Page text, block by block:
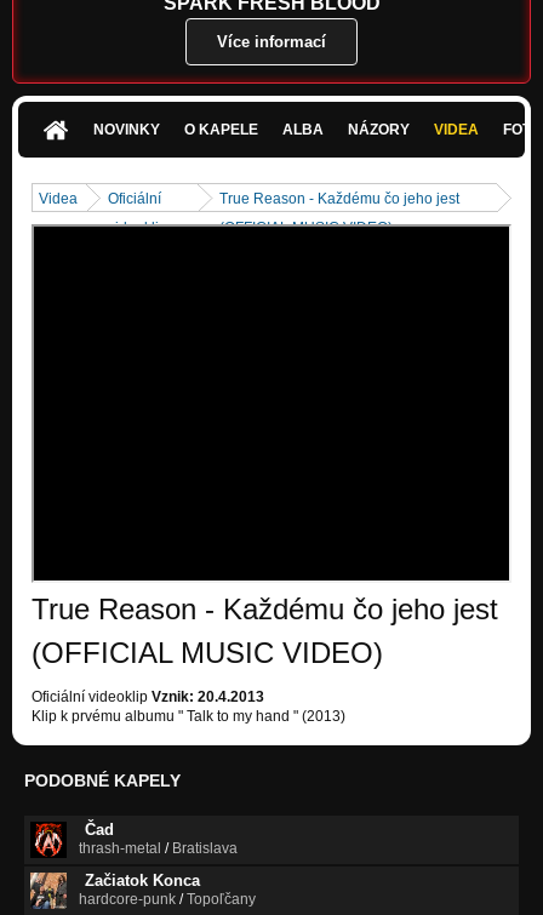
Více informací
NOVINKY O KAPELE ALBA NÁZORY VIDEA
Videa
Oficiální
videoklipy
True Reason - Každému čo jeho jest
(OFFICIAL MUSIC VIDEO)
True Reason - Každému čo jeho jest
(OFFICIAL MUSIC VIDEO)
Oficiální videoklip Vznik: 20.4.2013
Klip k prvému albumu " Talk to my hand " (2013)
PODOBNÉ KAPELY
Čad
thrash-metal / Bratislava
Začiatok Konca
hardcore-punk /Topoľčany